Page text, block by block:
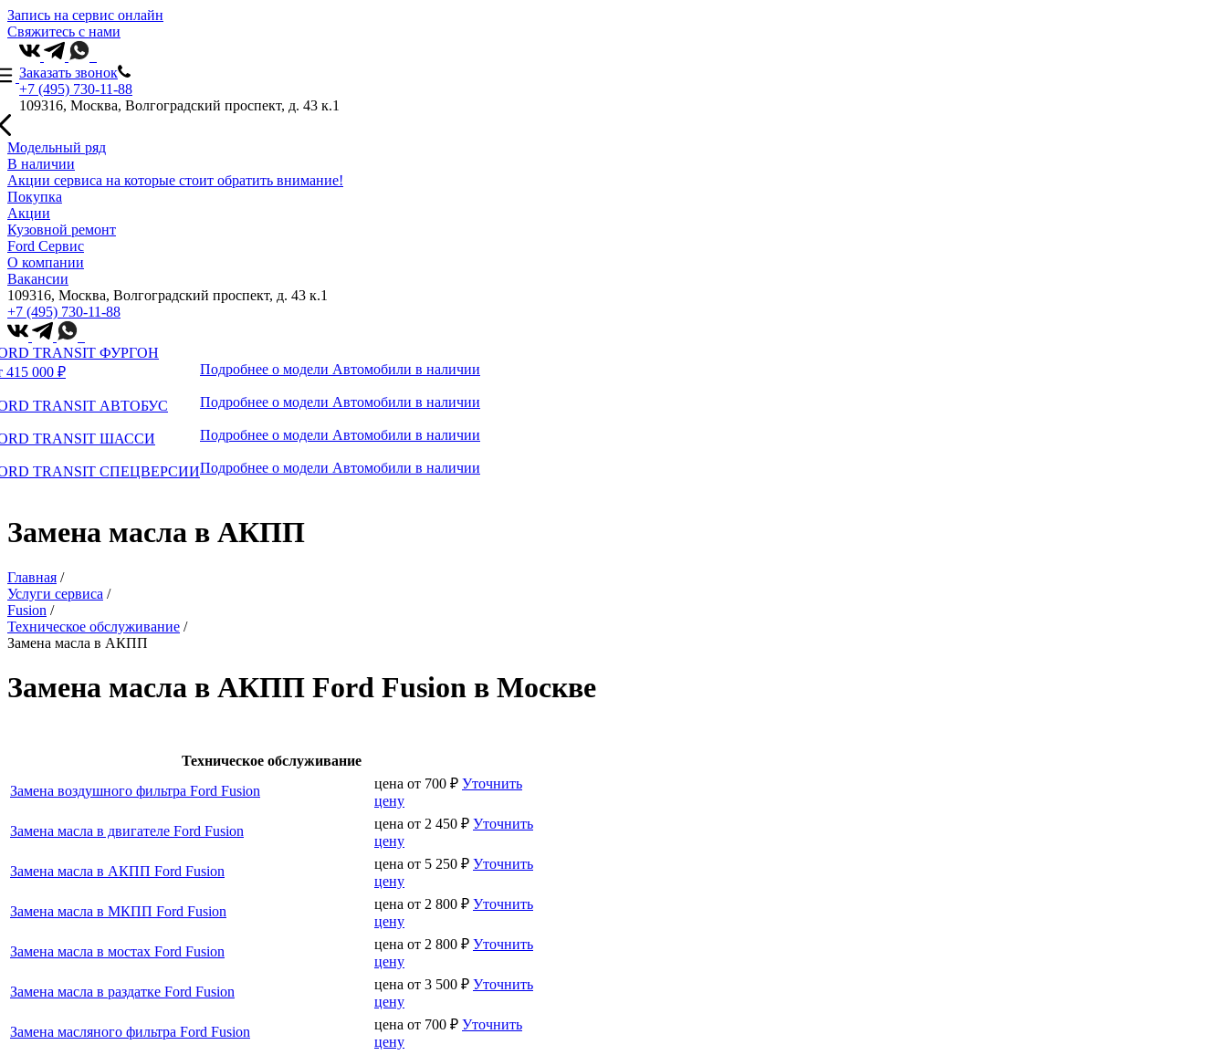
Запись на сервис онлайн
Свяжитесь с нами
Заказать звонок
+7 (495) 730-11-88
109316, Москва, Волгоградский проспект, д. 43 к.1
Модельный ряд
В наличии
Акции сервиса на которые стоит обратить внимание!
Покупка
Акции
Кузовной ремонт
Ford Сервис
О компании
Вакансии
109316, Москва, Волгоградский проспект, д. 43 к.1
+7 (495) 730-11-88
TRANSIT ФУРГОН
415 000 ₽
TRANSIT АВТОБУС
TRANSIT ШАССИ
TRANSIT СПЕЦВЕРСИИ
Подробнее о модели Автомобили в наличии
Подробнее о модели Автомобили в наличии
Подробнее о модели Автомобили в наличии
Подробнее о модели Автомобили в наличии
Замена масла в АКПП
Главная /
Услуги сервиса /
Fusion /
Техническое обслуживание /
Замена масла в АКПП
Замена масла в АКПП Ford Fusion в Москве
Техническое обслуживание
Замена воздушного фильтра Ford Fusion
цена от 700 ₽ Уточнить
цену
Замена масла в двигателе Ford Fusion
цена от 2 450 ₽ Уточнить
цену
Замена масла в АКПП Ford Fusion
цена от 5 250 ₽ Уточнить
цену
Замена масла в МКПП Ford Fusion
цена от 2 800 ₽ Уточнить
цену
Замена масла в мостах Ford Fusion
цена от 2 800 ₽ Уточнить
цену
Замена масла в раздатке Ford Fusion
цена от 3 500 ₽ Уточнить
цену
Замена масляного фильтра Ford Fusion
цена от 700 ₽ Уточнить
цену